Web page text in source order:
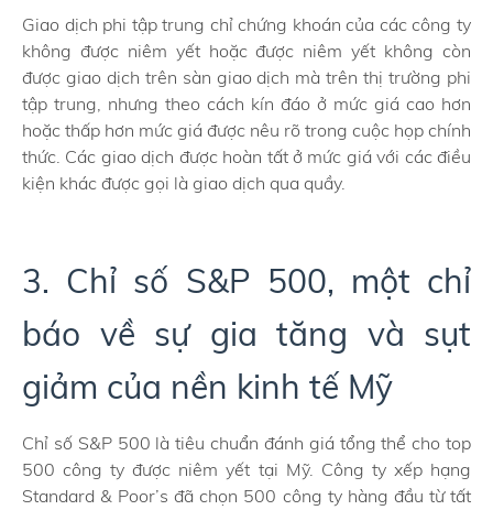
Giao dịch phi tập trung chỉ chứng khoán của các công ty
không được niêm yết hoặc được niêm yết không còn
được giao dịch trên sàn giao dịch mà trên thị trường phi
tập trung, nhưng theo cách kín đáo ở mức giá cao hơn
hoặc thấp hơn mức giá được nêu rõ trong cuộc họp chính
thức. Các giao dịch được hoàn tất ở mức giá với các điều
kiện khác được gọi là giao dịch qua quầy.
3. Chỉ số S&P 500, một chỉ
báo về sự gia tăng và sụt
giảm của nền kinh tế Mỹ
Chỉ số S&P 500 là tiêu chuẩn đánh giá tổng thể cho top
500 công ty được niêm yết tại Mỹ. Công ty xếp hạng
Standard & Poor’s đã chọn 500 công ty hàng đầu từ tất